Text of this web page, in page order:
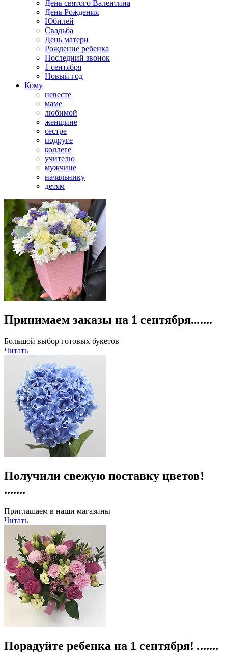
День святого Валентина
День Рождения
Юбилей
Свадьба
День матери
Рождение ребенка
Последний звонок
1 сентября
Новый год
Кому
невесте
маме
любимой
женщине
сестре
подруге
коллеге
учителю
мужчине
начальнику
детям
Принимаем заказы на 1 сентября.......
Большой выбор готовых букетов
Читать
Получили свежую поставку цветов!
.......
Приглашаем в наши магазины
Читать
Порадуйте ребенка на 1 сентября! .......